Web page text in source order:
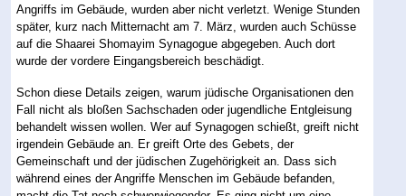
Angriffs im Gebäude, wurden aber nicht verletzt. Wenige Stunden
später, kurz nach Mitternacht am 7. März, wurden auch Schüsse
auf die Shaarei Shomayim Synagogue abgegeben. Auch dort
wurde der vordere Eingangsbereich beschädigt.
Schon diese Details zeigen, warum jüdische Organisationen den
Fall nicht als bloßen Sachschaden oder jugendliche Entgleisung
behandelt wissen wollen. Wer auf Synagogen schießt, greift nicht
irgendein Gebäude an. Er greift Orte des Gebets, der
Gemeinschaft und der jüdischen Zugehörigkeit an. Dass sich
während eines der Angriffe Menschen im Gebäude befanden,